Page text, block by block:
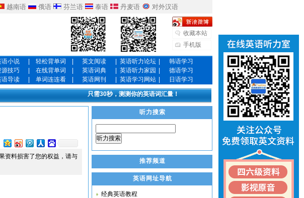
越南语 俄语 芬兰语 泰语 丹麦语 对外汉语
收藏本站
手机版
语小说 轻松背单词 英文阅读 英语听力论坛
韩语学习
源技巧 在线背单词 英语词典 英语听力家园
德语学习
语导读 单词连连看 英语网刊 英语学习网站 日语学习
只需30秒，测测你的英语词汇量！
资料损害了您的权益，请与
听力搜索
听力搜索
推荐频道
英语网址导航
经典英语教程